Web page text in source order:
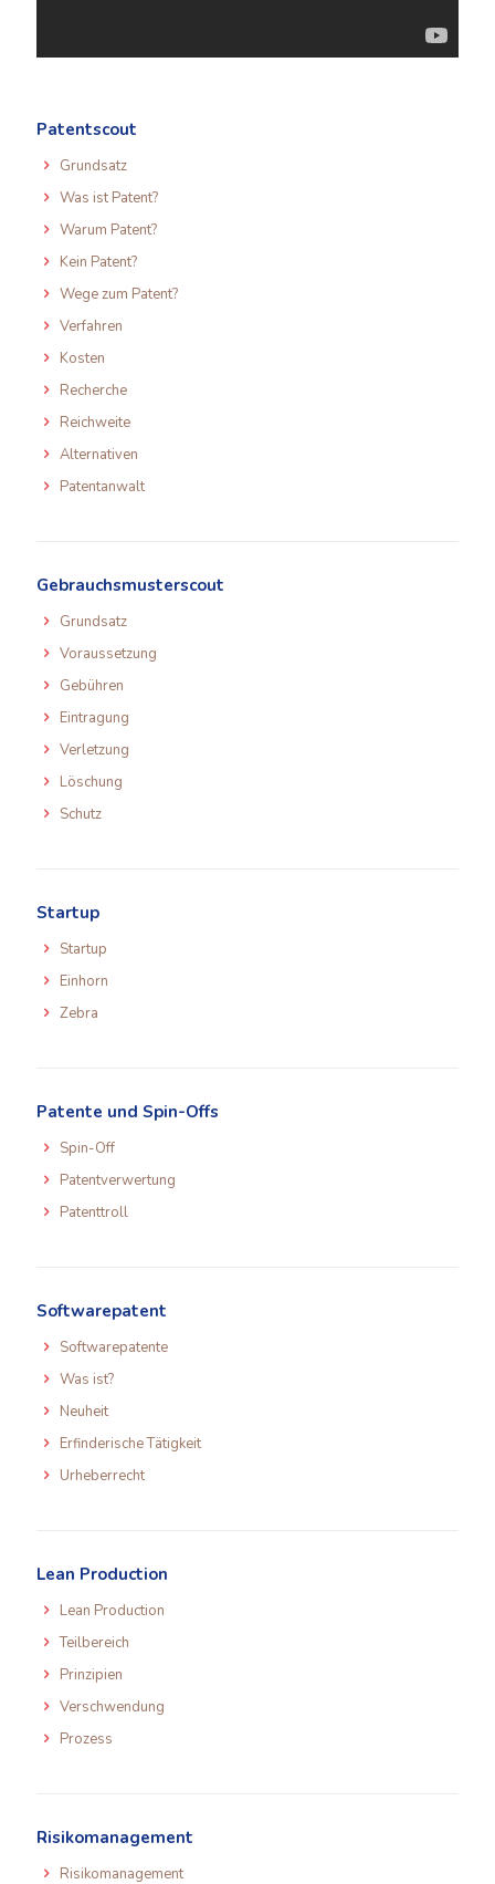
Patentscout
Grundsatz
Was ist Patent?
Warum Patent?
Kein Patent?
Wege zum Patent?
Verfahren
Kosten
Recherche
Reichweite
Alternativen
Patentanwalt
Gebrauchsmusterscout
Grundsatz
Voraussetzung
Gebühren
Eintragung
Verletzung
Löschung
Schutz
Startup
Startup
Einhorn
Zebra
Patente und Spin-Offs
Spin-Off
Patentverwertung
Patenttroll
Softwarepatent
Softwarepatente
Was ist?
Neuheit
Erfinderische Tätigkeit
Urheberrecht
Lean Production
Lean Production
Teilbereich
Prinzipien
Verschwendung
Prozess
Risikomanagement
Risikomanagement